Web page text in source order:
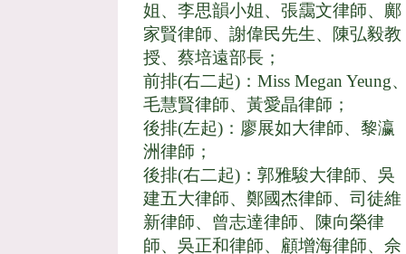
姐、李思韻小姐、張靄文律師、鄺
家賢律師、謝偉民先生、陳弘毅教
授、蔡培遠部長；
前排(右二起)：Miss Megan Yeung
毛慧賢律師、黃愛晶律師；
後排(左起)：廖展如大律師、黎瀛
洲律師；
後排(右二起)：郭雅駿大律師、吳
建五大律師、鄭國杰律師、司徒維
新律師、曾志達律師、陳向榮律
師、吳正和律師、顧增海律師、佘